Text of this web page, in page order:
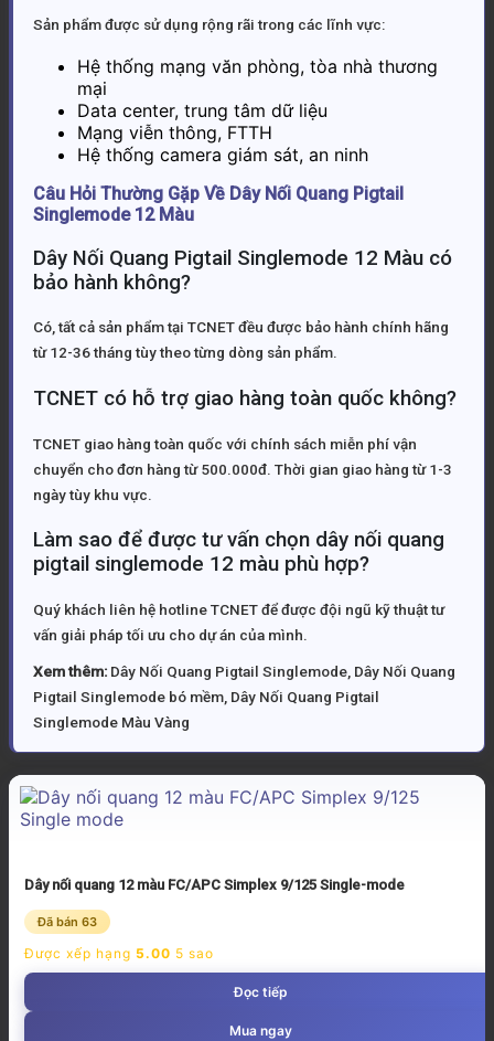
Sản phẩm được sử dụng rộng rãi trong các lĩnh vực:
Hệ thống mạng văn phòng, tòa nhà thương
mại
Data center, trung tâm dữ liệu
Mạng viễn thông, FTTH
Hệ thống camera giám sát, an ninh
Câu Hỏi Thường Gặp Về Dây Nối Quang Pigtail
Singlemode 12 Màu
Dây Nối Quang Pigtail Singlemode 12 Màu có
bảo hành không?
Có, tất cả sản phẩm tại TCNET đều được bảo hành chính hãng
từ 12-36 tháng tùy theo từng dòng sản phẩm.
TCNET có hỗ trợ giao hàng toàn quốc không?
TCNET giao hàng toàn quốc với chính sách miễn phí vận
chuyển cho đơn hàng từ 500.000đ. Thời gian giao hàng từ 1-3
ngày tùy khu vực.
Làm sao để được tư vấn chọn dây nối quang
pigtail singlemode 12 màu phù hợp?
Quý khách liên hệ hotline TCNET để được đội ngũ kỹ thuật tư
vấn giải pháp tối ưu cho dự án của mình.
Xem thêm: Dây Nối Quang Pigtail Singlemode Dây Nối Quang
Pigtail Singlemode bó mềm Dây Nối Quang Pigtail
Singlemode Màu Vàng
Dây nối quang 12 màu FC/APC Simplex 9/125 Single-mode
Đã bán 63
Được xếp hạng 5.00 5 sao
Đọc tiếp
Mua ngay